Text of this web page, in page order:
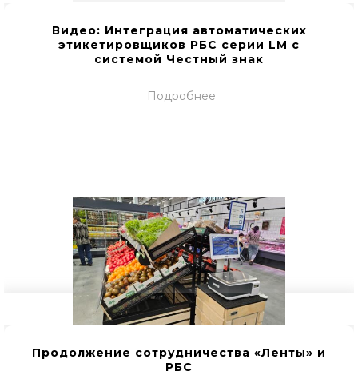
Видео: Интеграция автоматических
этикетировщиков РБС серии LM с
системой Честный знак
Подробнее
Продолжение сотрудничества «Ленты» и
РБС